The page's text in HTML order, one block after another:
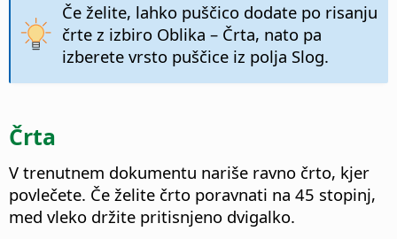
Če želite, lahko puščico dodate po risanju
črte z izbiro Oblika – Črta, nato pa
izberete vrsto puščice iz polja Slog.
Črta
V trenutnem dokumentu nariše ravno črto, kjer
povlečete. Če želite črto poravnati na 45 stopinj,
med vleko držite pritisnjeno dvigalko.